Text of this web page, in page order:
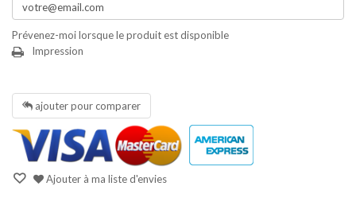
Prévenez-moi lorsque le produit est disponible
Impression
ajouter pour comparer
Ajouter à ma liste d'envies